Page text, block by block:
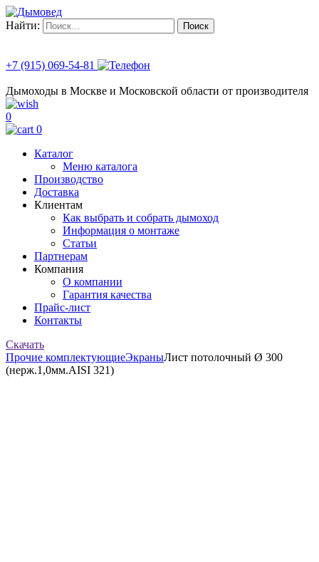
Найти:
+7 (915) 069-54-81
Дымоходы в Москве и Московской области от производителя
0
0
Каталог
Меню каталога
Производство
Доставка
Клиентам
Как выбрать и собрать дымоход
Информация о монтаже
Статьи
Партнерам
Компания
О компании
Гарантия качества
Прайс-лист
Контакты
Скачать
Прочие комплектующиеЭкраныЛист потолочный Ø 300
(нерж.1,0мм.AISI 321)